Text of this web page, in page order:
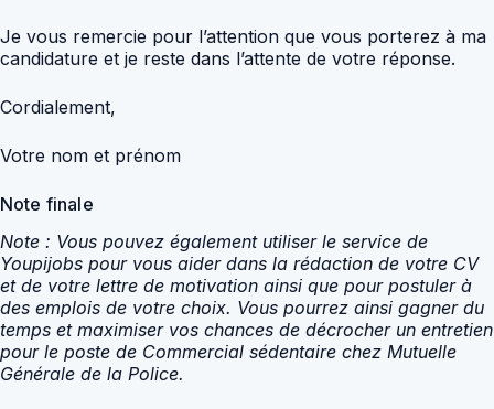
Je vous remercie pour l’attention que vous porterez à ma
candidature et je reste dans l’attente de votre réponse.
Cordialement,
Votre nom et prénom
Note finale
Note : Vous pouvez également utiliser le service de
Youpijobs pour vous aider dans la rédaction de votre CV
et de votre lettre de motivation ainsi que pour postuler à
des emplois de votre choix. Vous pourrez ainsi gagner du
temps et maximiser vos chances de décrocher un entretien
pour le poste de Commercial sédentaire chez Mutuelle
Générale de la Police.